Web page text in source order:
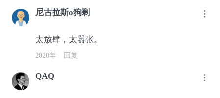
尼古拉斯o狗剩
太放肆，太嚣张。
2020年 回复
QAQ